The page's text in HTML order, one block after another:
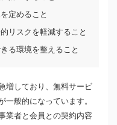
定めること
リスクを軽減すること
る環境を整えること
増しており、無料サービ
一般的になっています。
業者と会員との契約内容